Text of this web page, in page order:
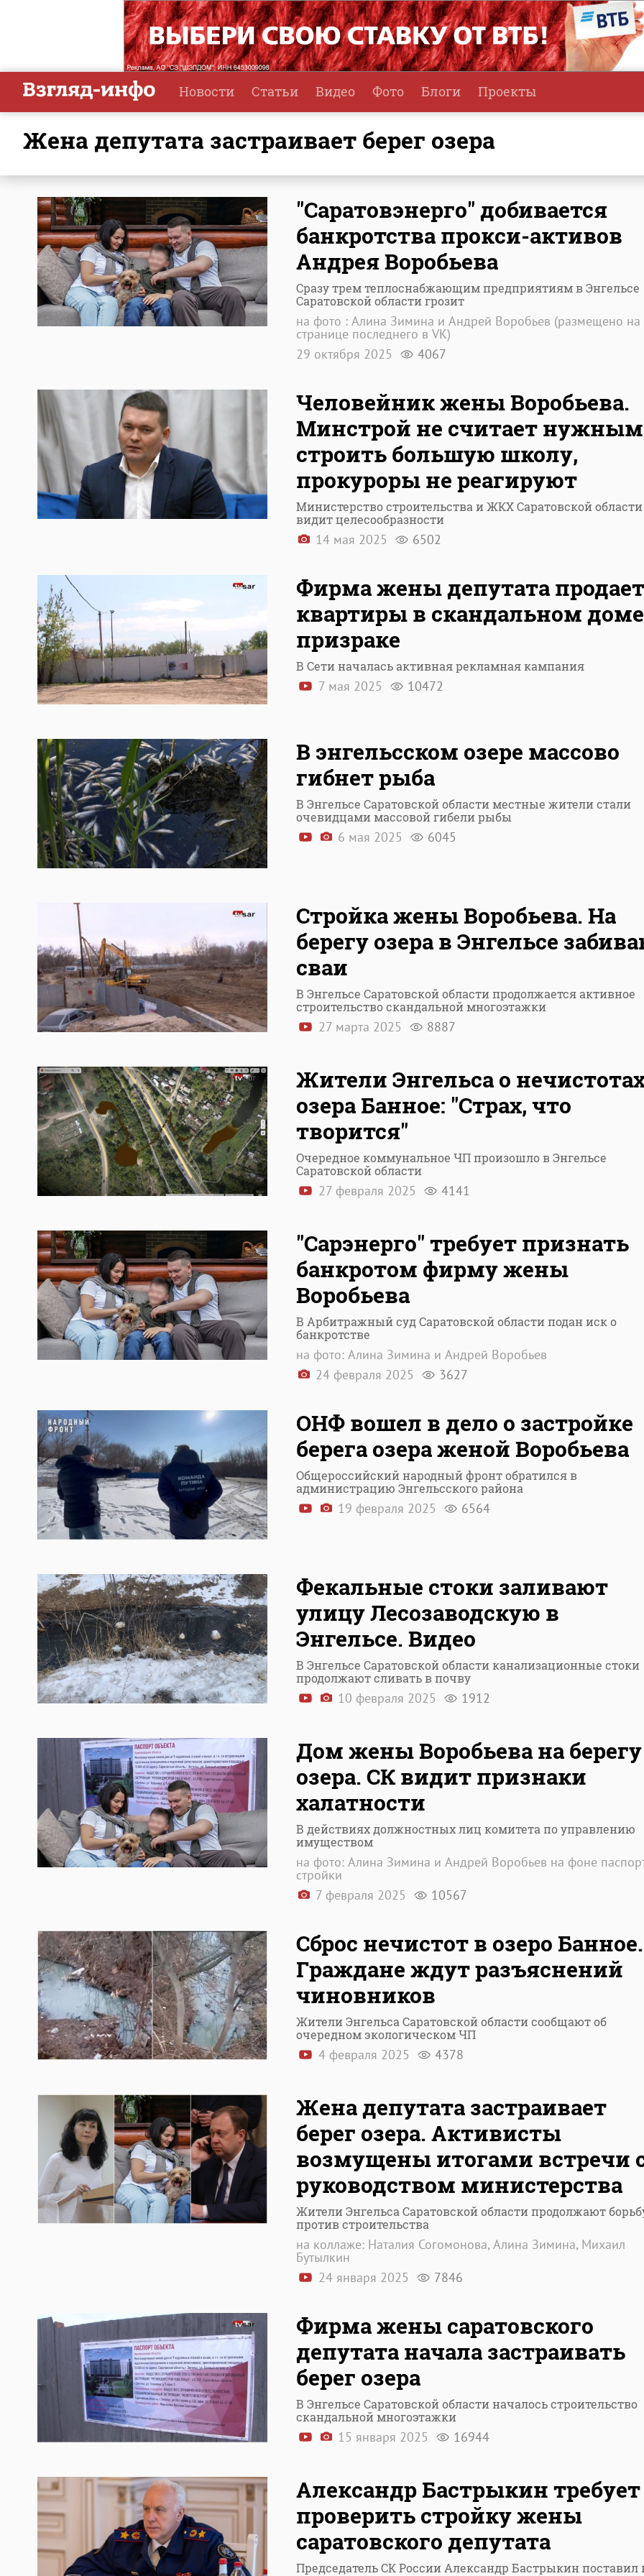
Новости Статьи Видео Фото Блоги Проекты
Жена депутата застраивает берег озера
"Саратовэнерго" добивается
банкротства прокси-активов
Андрея Воробьева
Сразу трем теплоснабжающим предприятиям в Энгельсе
Саратовской области грозит
на фото : Алина Зимина и Андрей Воробьев (размещено на
странице последнего в VK)
29 октября 2025
4067
Человейник жены Воробьева.
Минстрой не считает нужным
строить большую школу,
прокуроры не реагируют
Министерство строительства и ЖКХ Саратовской
видит целесообразности
14 мая 2025 6502
Фирма жены депутата продает
квартиры в скандальном
призраке
В Сети началась активная рекламная кампания
7 мая 2025 10472
В энгельсском озере массово
гибнет рыба
В Энгельсе Саратовской области местные жители стали
очевидцами массовой гибели рыбы
6 мая 2025 6045
Стройка жены Воробьева. На
берегу озера в Энгельсе
сваи
В Энгельсе Саратовской области продолжается активное
строительство скандальной многоэтажки
27 марта 2025 8887
Жители Энгельса о
озера Банное: "Страх, что
творится"
Очередное коммунальное ЧП произошло в Энгельсе
Саратовской области
27 февраля 2025 4141
"Сарэнерго" требует признать
банкротом фирму жены
Воробьева
В Арбитражный суд Саратовской области подан иск о
банкротстве
на фото: Алина Зимина и Андрей Воробьев
24 февраля 2025
3627
ОНФ вошел в дело о застройке
берега озера женой Воробьева
Общероссийский народный фронт обратился в
администрацию Энгельсского района
19 февраля 2025 6564
Фекальные стоки заливают
улицу Лесозаводскую в
Энгельсе. Видео
В Энгельсе Саратовской области канализационные стоки
продолжают сливать в почву
10 февраля 2025 1912
Дом жены Воробьева на берегу
озера. СК видит признаки
халатности
В действиях должностных лиц комитета по управлению
имуществом
на фото: Алина Зимина и Андрей Воробьев на фоне
стройки
7 февраля 2025
10567
Сброс нечистот в озеро Банное.
Граждане ждут разъяснений
чиновников
Жители Энгельса Саратовской области сообщают об
очередном экологическом ЧП
4 февраля 2025 4378
Жена депутата застраивает
берег озера. Активисты
возмущены итогами встречи
руководством министерства
Жители Энгельса Саратовской области продолжают
против строительства
на коллаже: Наталия Согомонова, Алина Зимина, Михаил
Бутылкин
24 января 2025
7846
Фирма жены саратовского
депутата начала застраивать
берег озера
В Энгельсе Саратовской области началось строительство
скандальной многоэтажки
15 января 2025 16944
Александр Бастрыкин требует
проверить стройку жены
саратовского депутата
Председатель СК России Александр Бастрыкин поставил